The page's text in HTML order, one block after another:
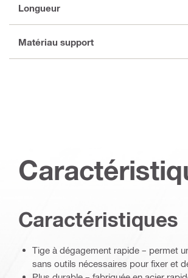
Longueur
Matériau support
Caractéristiques
Tige à dégagement rapide – permet
sans outils nécessaires pour fixer et